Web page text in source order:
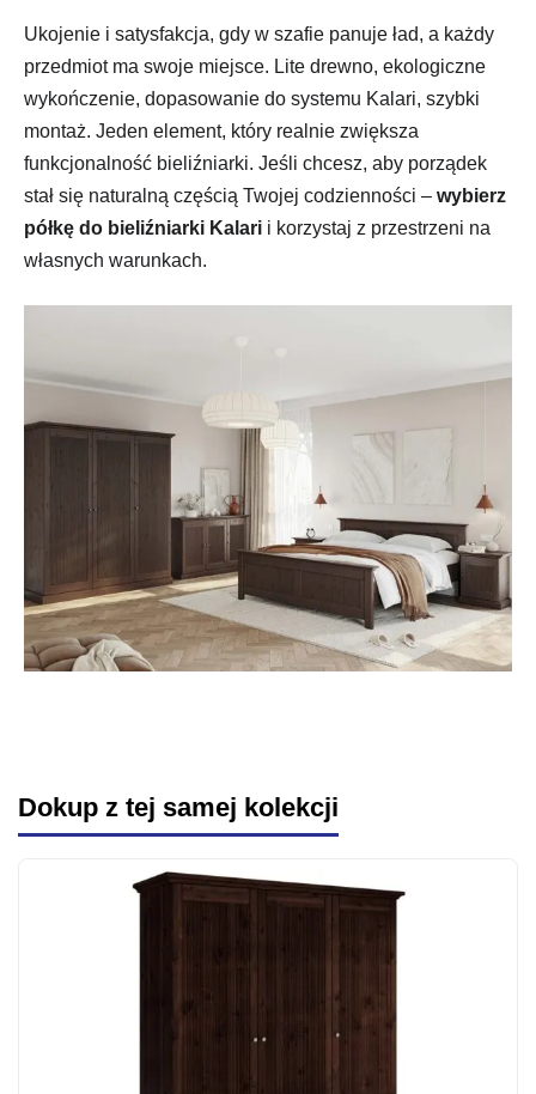
Ukojenie i satysfakcja, gdy w szafie panuje ład, a każdy
przedmiot ma swoje miejsce. Lite drewno, ekologiczne
wykończenie, dopasowanie do systemu Kalari, szybki
montaż. Jeden element, który realnie zwiększa
funkcjonalność bieliźniarki. Jeśli chcesz, aby porządek
stał się naturalną częścią Twojej codzienności – wybierz
półkę do bieliźniarki Kalari i korzystaj z przestrzeni na
własnych warunkach.
Dokup z tej samej kolekcji